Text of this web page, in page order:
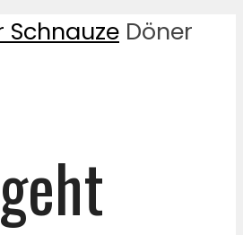
Schnauze Döner